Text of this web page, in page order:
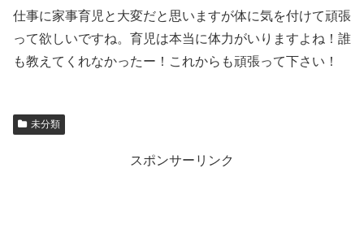
仕事に家事育児と大変だと思いますが体に気を付けて頑張
って欲しいですね。育児は本当に体力がいりますよね！誰
も教えてくれなかったー！これからも頑張って下さい！
未分類
スポンサーリンク